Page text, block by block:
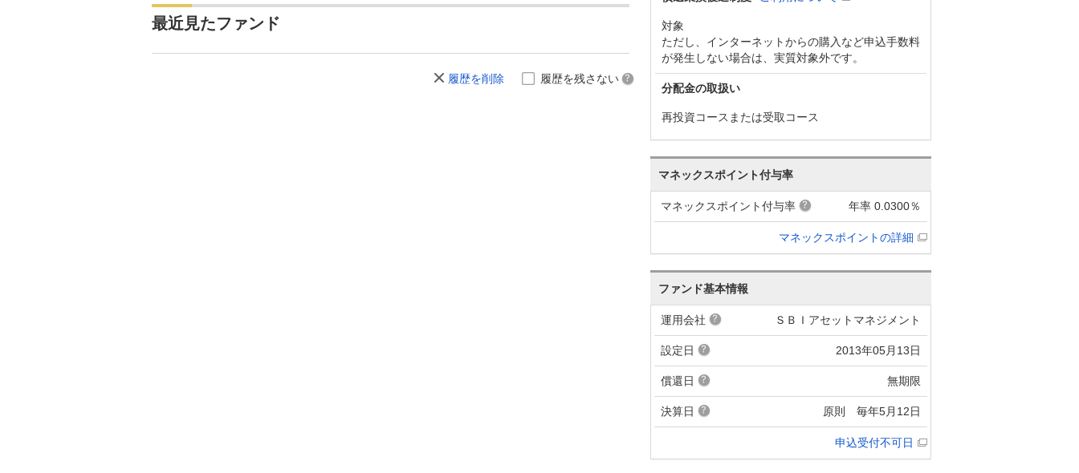
2026年06月22日 44,670 +117 +0.26% 26,815
2026年06月19日
最近見たファンド
履歴を削除 履歴を残さない
対象
ただし、インターネットからの購入など申込手数料
が発生しない場合は、実質対象外です。
分配金の取扱い
再投資コースまたは受取コース
マネックスポイント付与率
マネックスポイント付与率 年率 0.0300％
マネックスポイントの詳細
ファンド基本情報
運用会社 ＳＢＩアセットマネジメント
設定日 2013年05月13日
償還日 無期限
決算日 原則 毎年5月12日
申込受付不可日